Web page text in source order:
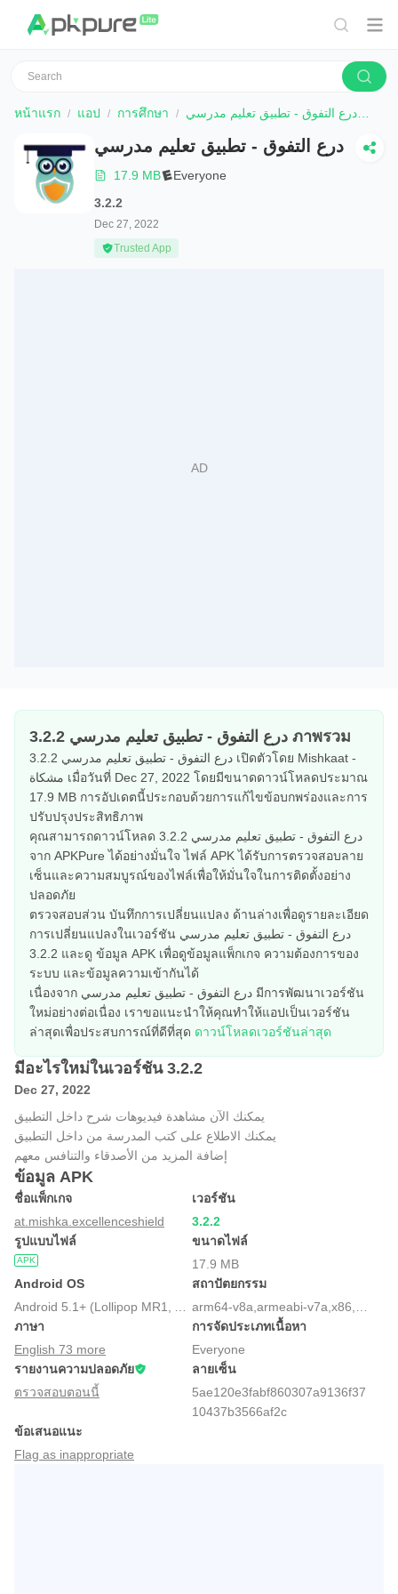
หน้าแรก แอป การศึกษา درع التفوق - تطبيق تعليم مدرسي
درع التفوق - تطبيق تعليم مدرسي
17.9 MB
Everyone
3.2.2
Dec 27, 2022
Trusted App
درع التفوق - تطبيق تعليم مدرسي 3.2.2 ภาพรวม
درع التفوق - تطبيق تعليم مدرسي 3.2.2 เปิดตัวโดย Mishkaat -
مشكاة เมื่อวันที่ Dec 27, 2022 โดยมีขนาดดาวน์โหลดประมาณ
17.9 MB การอัปเดตนี้ประกอบด้วยการแก้ไขข้อบกพร่องและการ
ปรับปรุงประสิทธิภาพ
คุณสามารถดาวน์โหลด درع التفوق - تطبيق تعليم مدرسي 3.2.2
จาก APKPure ได้อย่างมั่นใจ ไฟล์ APK ได้รับการตรวจสอบลาย
เซ็นและความสมบูรณ์ของไฟล์เพื่อให้มั่นใจในการติดตั้งอย่าง
ปลอดภัย
ตรวจสอบส่วน บันทึกการเปลี่ยนแปลง ด้านล่างเพื่อดูรายละเอียด
การเปลี่ยนแปลงในเวอร์ชัน درع التفوق - تطبيق تعليم مدرسي
3.2.2 และดู ข้อมูล APK เพื่อดูข้อมูลแพ็กเกจ ความต้องการของ
ระบบ และข้อมูลความเข้ากันได้
เนื่องจาก درع التفوق - تطبيق تعليم مدرسي มีการพัฒนาเวอร์ชัน
ใหม่อย่างต่อเนื่อง เราขอแนะนำให้คุณทำให้แอปเป็นเวอร์ชัน
ล่าสุดเพื่อประสบการณ์ที่ดีที่สุด ดาวน์โหลดเวอร์ชันล่าสุด
มีอะไรใหม่ในเวอร์ชัน 3.2.2
Dec 27, 2022
يمكنك الآن مشاهدة فيديوهات شرح داخل التطبيق
يمكنك الاطلاع على كتب المدرسة من داخل التطبيق
إضافة المزيد من الأصدقاء والتنافس معهم
ข้อมูล APK
ชื่อแพ็กเกจ
at.mishka.excellenceshield
เวอร์ชัน
3.2.2
รูปแบบไฟล์
APK
ขนาดไฟล์
17.9 MB
Android OS
สถาปัตยกรรม
ภาษา
English 73 more
การจัดประเภทเนื้อหา
Everyone
รายงานความปลอดภัย
ตรวจสอบตอนนี้
ลายเซ็น
5ae120e3fabf860307a9136f37
10437b3566af2c
ข้อเสนอแนะ
Flag as inappropriate